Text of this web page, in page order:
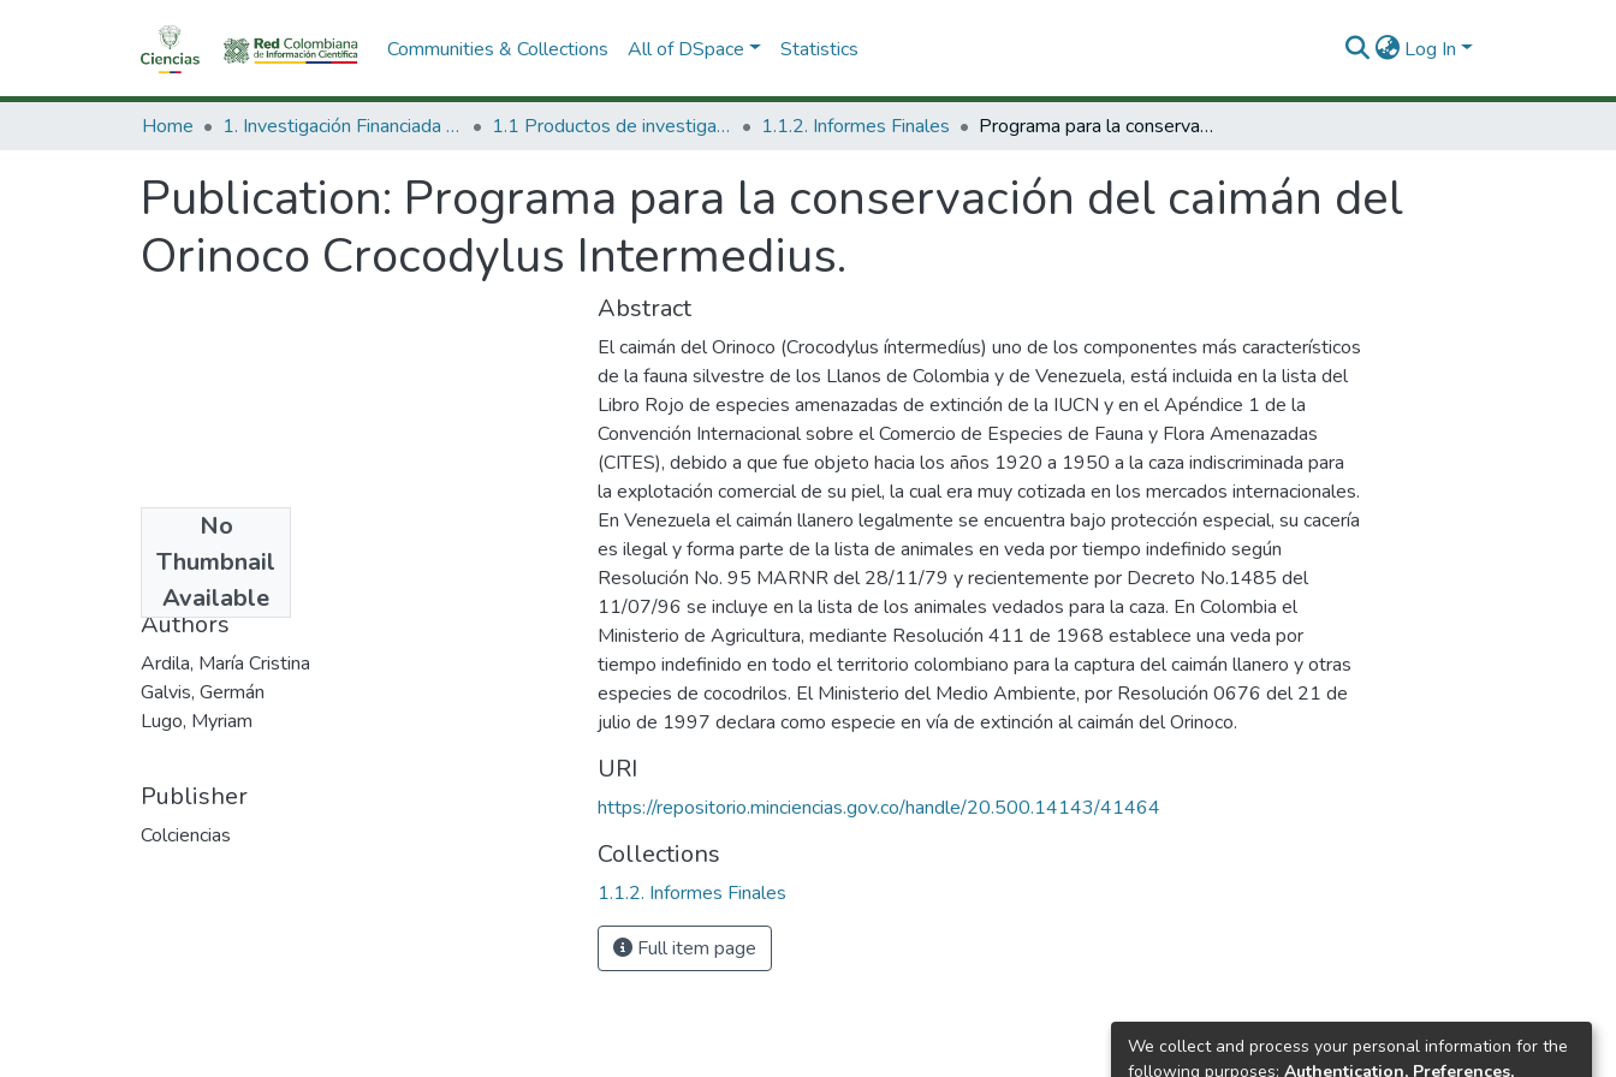
Communities & Collections All of DSpace Statistics Log In
Home 1. Investigación Financiada con Recursos Públicos 1.1 Productos de investigación 1.1.2. Informes Finales Programa para la conservación del caimán del Orinoco Crocodylus Intermedius.
Publication: Programa para la conservación del caimán del
Orinoco Crocodylus Intermedius.
No
Thumbnail
Available
1998-10
Authors
Ardila, María Cristina
Galvis, Germán
Lugo, Myriam
Publisher
Colciencias
Abstract
El caimán del Orinoco (Crocodylus íntermedíus) uno de los componentes más característicos
de la fauna silvestre de los Llanos de Colombia y de Venezuela, está incluida en la lista del
Libro Rojo de especies amenazadas de extinción de la IUCN y en el Apéndice 1 de la
Convención Internacional sobre el Comercio de Especies de Fauna y Flora Amenazadas
(CITES), debido a que fue objeto hacia los años 1920 a 1950 a la caza indiscriminada para
la explotación comercial de su piel, la cual era muy cotizada en los mercados internacionales.
En Venezuela el caimán llanero legalmente se encuentra bajo protección especial, su cacería
es ilegal y forma parte de la lista de animales en veda por tiempo indefinido según
Resolución No. 95 MARNR del 28/11/79 y recientemente por Decreto No.1485 del
11/07/96 se incluye en la lista de los animales vedados para la caza. En Colombia el
Ministerio de Agricultura, mediante Resolución 411 de 1968 establece una veda por
tiempo indefinido en todo el territorio colombiano para la captura del caimán llanero y otras
especies de cocodrilos. El Ministerio del Medio Ambiente, por Resolución 0676 del 21 de
julio de 1997 declara como especie en vía de extinción al caimán del Orinoco.
URI
https://repositorio.minciencias.gov.co/handle/20.500.14143/41464
Collections
1.1.2. Informes Finales
Full item page
We collect and process your personal information for the
following purposes: Authentication, Preferences,